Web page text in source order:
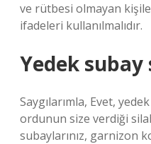
ve rütbesi olmayan
ifadeleri kullanılmalıdır.
Yedek subay
Saygılarımla, Evet,
ordunun size verdiği
subaylarınız, garnizon